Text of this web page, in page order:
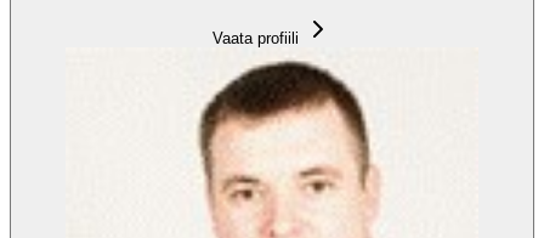
Vaata profiili